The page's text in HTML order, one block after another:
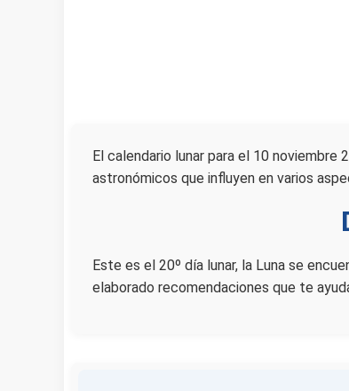
El calendario lunar para el 10
astronómicos que influyen en varios
Este es el 20º día lunar, la Luna se
elaborado recomendaciones que te